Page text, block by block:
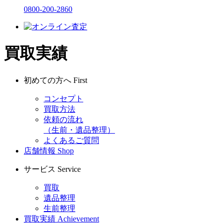
0800-200-2860
買取実績
初めての方へ First
コンセプト
買取方法
依頼の流れ
（生前・遺品整理）
よくあるご質問
店舗情報 Shop
サービス Service
買取
遺品整理
生前整理
買取実績 Achievement